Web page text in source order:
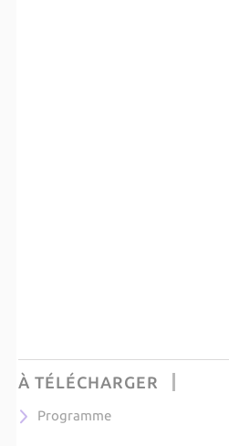
À TÉLÉCHARGER
Programme